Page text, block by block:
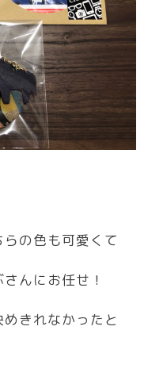
の色も可愛くて
んにお任せ！
きれなかったと